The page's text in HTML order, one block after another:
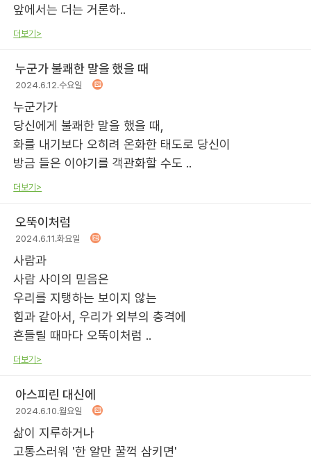
앞에서는 더는 거론하..
더보기>
누군가 불쾌한 말을 했을 때
2024.6.12.수요일
누군가가
당신에게 불쾌한 말을 했을 때,
화를 내기보다 오히려 온화한 태도로 당신이
방금 들은 이야기를 객관화할 수도 ..
더보기>
오뚝이처럼
2024.6.11.화요일
사람과
사람 사이의 믿음은
우리를 지탱하는 보이지 않는
힘과 같아서, 우리가 외부의 충격에
흔들릴 때마다 오뚝이처럼 ..
더보기>
아스피린 대신에
2024.6.10.월요일
삶이 지루하거나
고통스러워 '한 알만 꿀꺽 삼키면'